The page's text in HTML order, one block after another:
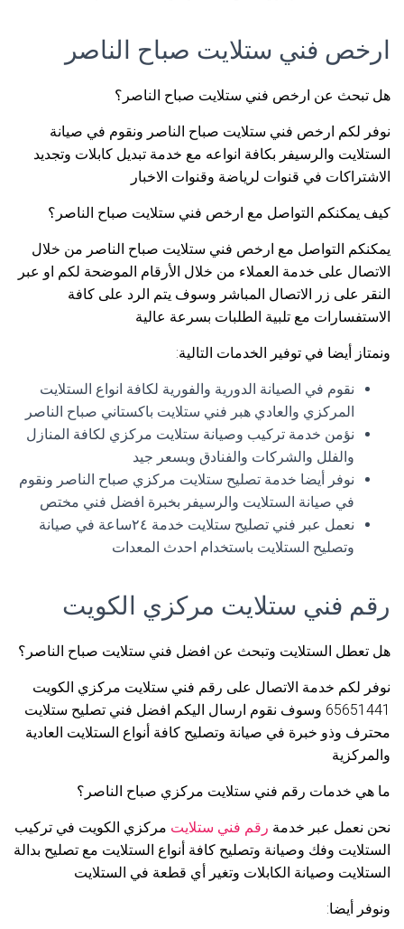
ارخص فني ستلايت صباح الناصر
هل تبحث عن ارخص فني ستلايت صباح الناصر؟
نوفر لكم ارخص فني ستلايت صباح الناصر ونقوم في صيانة
الستلايت والرسيفر بكافة انواعه مع خدمة تبديل كابلات وتجديد
الاشتراكات في قنوات لرياضة وقنوات الاخبار
كيف يمكنكم التواصل مع ارخص فني ستلايت صباح الناصر؟
يمكنكم التواصل مع ارخص فني ستلايت صباح الناصر من خلال
الاتصال على خدمة العملاء من خلال الأرقام الموضحة لكم او عبر
النقر على زر الاتصال المباشر وسوف يتم الرد على كافة
الاستفسارات مع تلبية الطلبات بسرعة عالية
ونمتاز أيضا في توفير الخدمات التالية:
نقوم في الصيانة الدورية والفورية لكافة انواع الستلايت
المركزي والعادي هبر فني ستلايت باكستاني صباح الناصر
نؤمن خدمة تركيب وصيانة ستلايت مركزي لكافة المنازل
والفلل والشركات والفنادق وبسعر جيد
نوفر أيضا خدمة تصليح ستلايت مركزي صباح الناصر ونقوم
في صيانة الستلايت والرسيفر بخبرة افضل فني مختص
نعمل عبر فني تصليح ستلايت خدمة ٢٤ساعة في صيانة
وتصليح الستلايت باستخدام احدث المعدات
رقم فني ستلايت مركزي الكويت
هل تعطل الستلايت وتبحث عن افضل فني ستلايت صباح الناصر؟
نوفر لكم خدمة الاتصال على رقم فني ستلايت مركزي الكويت
65651441 وسوف نقوم ارسال اليكم افضل فني تصليح ستلايت
محترف وذو خبرة في صيانة وتصليح كافة أنواع الستلايت العادية
والمركزية
ما هي خدمات رقم فني ستلايت مركزي صباح الناصر؟
نحن نعمل عبر خدمة رقم فني ستلايت مركزي الكويت في تركيب
الستلايت وفك وصيانة وتصليح كافة أنواع الستلايت مع تصليح بدالة
الستلايت وصيانة الكابلات وتغير أي قطعة في الستلايت
ونوفر أيضا: